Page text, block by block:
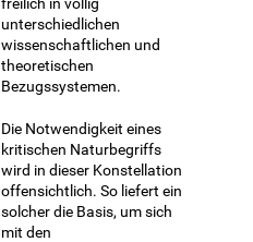
unterschiedlichen
wissenschaftlichen und
theoretischen
Bezugssystemen.
Die Notwendigkeit eines
kritischen Naturbegriffs
wird in dieser Konstellation
offensichtlich. So liefert ein
solcher die Basis, um sich
mit den